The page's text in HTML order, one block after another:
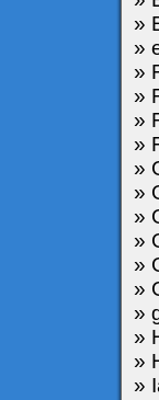
»
»
»
»
»
»
»
»
»
»
»
»
»
»
»
»